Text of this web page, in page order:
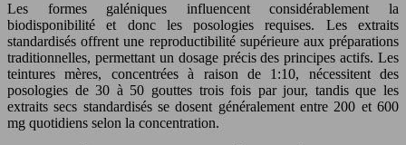
Les formes galéniques influencent considérablement la
biodisponibilité et donc les posologies requises. Les extraits
standardisés offrent une reproductibilité supérieure aux préparations
traditionnelles, permettant un dosage précis des principes actifs. Les
teintures mères, concentrées à raison de 1:10, nécessitent des
posologies de 30 à 50 gouttes trois fois par jour, tandis que les
extraits secs standardisés se dosent généralement entre 200 et 600
mg quotidiens selon la concentration.